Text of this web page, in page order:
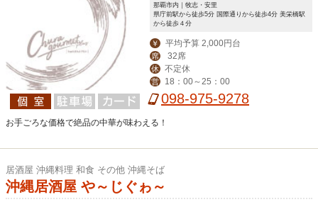
那覇市内｜牧志・安里
県庁前駅から徒歩5分 国際通りから徒歩4分 美栄橋駅
から徒歩４分
￥ 平均予算 2,000円台
席 32席
休 不定休
営 18：00～25：00
098-975-9278
お手ごろな価格で絶品の中華が味わえる！
居酒屋 沖縄料理 和食 その他 沖縄そば
沖縄居酒屋 や～じぐゎ～